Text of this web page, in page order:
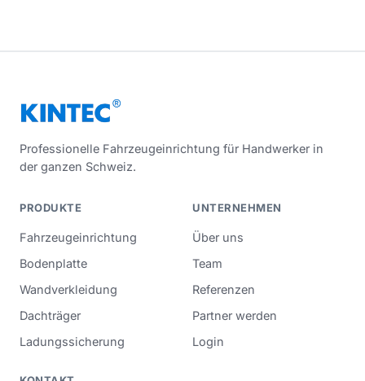
Professionelle Fahrzeugeinrichtung für Handwerker in
der ganzen Schweiz.
PRODUKTE
Fahrzeugeinrichtung
Bodenplatte
Wandverkleidung
Dachträger
Ladungssicherung
UNTERNEHMEN
Über uns
Team
Referenzen
Partner werden
Login